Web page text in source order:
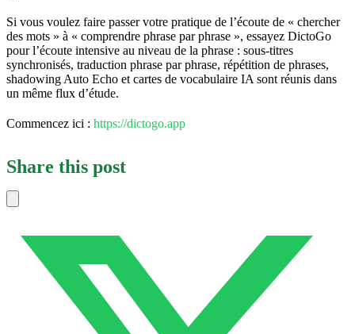
Si vous voulez faire passer votre pratique de l’écoute de « chercher
des mots » à « comprendre phrase par phrase », essayez DictoGo
pour l’écoute intensive au niveau de la phrase : sous-titres
synchronisés, traduction phrase par phrase, répétition de phrases,
shadowing Auto Echo et cartes de vocabulaire IA sont réunis dans
un même flux d’étude.
Commencez ici : https://dictogo.app
Share this post